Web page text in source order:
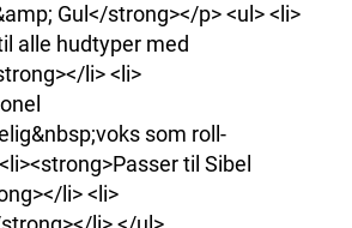
Gul</strong></p> <ul> <li>
alle hudtyper med
li> <li>
som roll-
til Sibel
li> <li>